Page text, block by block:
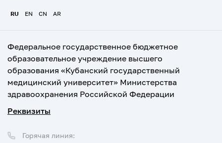
RU EN CN AR
Федеральное государственное бюджетное
образовательное учреждение высшего
образования «Кубанский государственный
медицинский университет» Министерства
здравоохранения Российской Федерации
Реквизиты
Горячая линия: